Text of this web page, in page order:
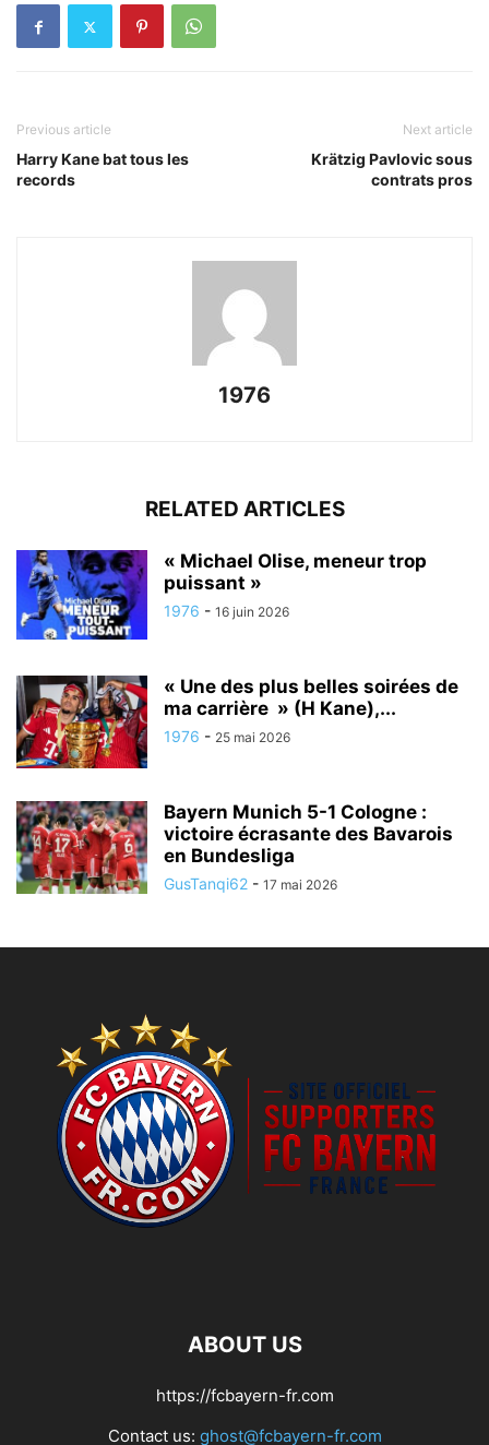
Previous article
Harry Kane bat tous les
records
Next article
Krätzig Pavlovic sous
contrats pros
1976
RELATED ARTICLES
« Michael Olise, meneur trop
puissant »
1976 - 16 juin 2026
« Une des plus belles soirées de
ma carrière » (H Kane),...
1976 - 25 mai 2026
Bayern Munich 5-1 Cologne :
victoire écrasante des Bavarois
en Bundesliga
GusTanqi62 - 17 mai 2026
ABOUT US
https://fcbayern-fr.com
Contact us: ghost@fcbayern-fr.com